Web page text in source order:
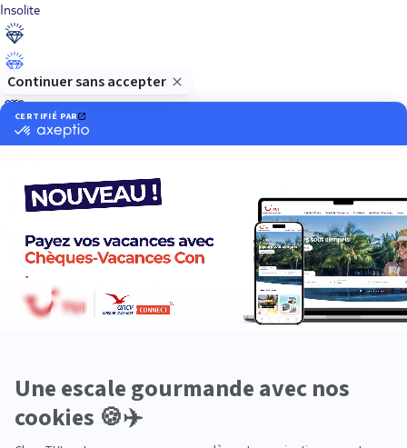
Insolite
Luxe
Neige
Plongée
Premium